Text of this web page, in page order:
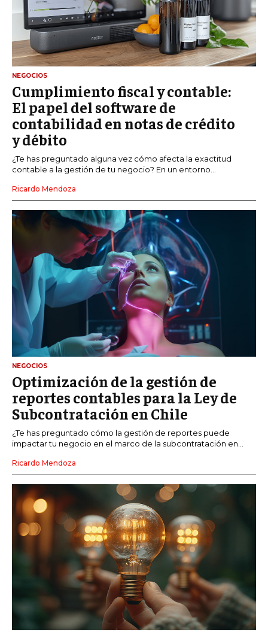
NEGOCIOS
Cumplimiento fiscal y contable:
El papel del software de
contabilidad en notas de crédito
y débito
¿Te has preguntado alguna vez cómo afecta la exactitud
contable a la gestión de tu negocio? En un entorno...
Ricardo Mendoza
NEGOCIOS
Optimización de la gestión de
reportes contables para la Ley de
Subcontratación en Chile
¿Te has preguntado cómo la gestión de reportes puede
impactar tu negocio en el marco de la subcontratación en...
Ricardo Mendoza